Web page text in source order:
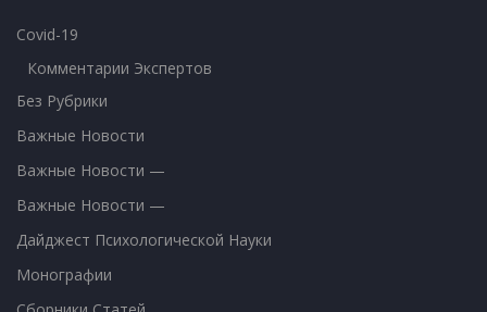
Covid-19
Комментарии Экспертов
Без Рубрики
Важные Новости
Важные Новости —
Важные Новости —
Дайджест Психологической Науки
Монографии